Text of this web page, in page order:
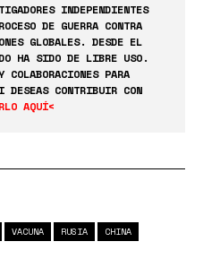
INDEPENDIENTES
DE GUERRA CONTRA
GLOBALES. DESDE EL
HA SIDO DE LIBRE USO.
COLABORACIONES PARA
DESEAS CONTRIBUIR CON
AQUÍ<
VACUNA RUSIA
CHINA